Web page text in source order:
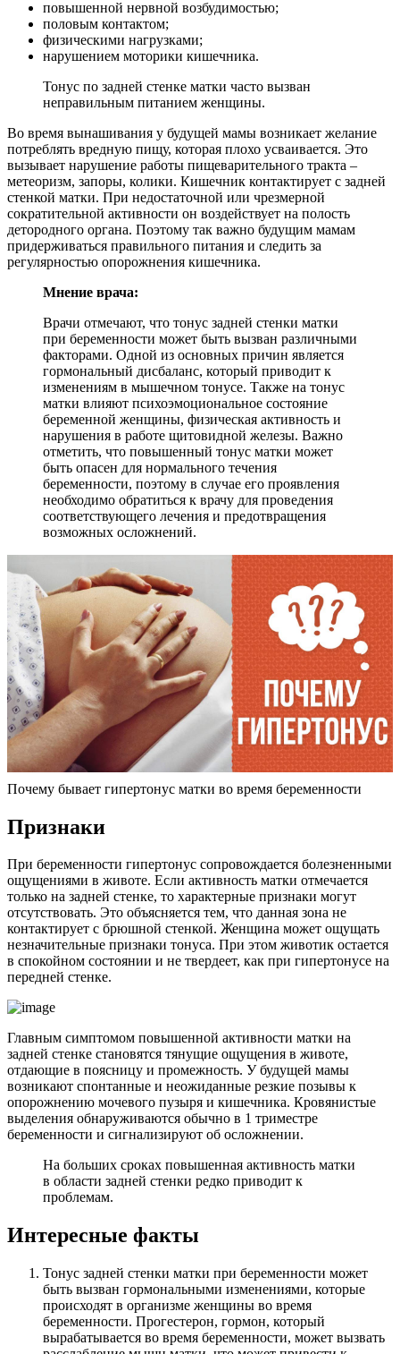
повышенной нервной возбудимостью;
половым контактом;
физическими нагрузками;
нарушением моторики кишечника.
Тонус по задней стенке матки часто вызван
неправильным питанием женщины.
Во время вынашивания у будущей мамы возникает желание
потреблять вредную пищу, которая плохо усваивается. Это
вызывает нарушение работы пищеварительного тракта –
метеоризм, запоры, колики. Кишечник контактирует с задней
стенкой матки. При недостаточной или чрезмерной
сократительной активности он воздействует на полость
детородного органа. Поэтому так важно будущим мамам
придерживаться правильного питания и следить за
регулярностью опорожнения кишечника.
Мнение врача:
Врачи отмечают, что тонус задней стенки матки
при беременности может быть вызван различными
факторами. Одной из основных причин является
гормональный дисбаланс, который приводит к
изменениям в мышечном тонусе. Также на тонус
матки влияют психоэмоциональное состояние
беременной женщины, физическая активность и
нарушения в работе щитовидной железы. Важно
отметить, что повышенный тонус матки может
быть опасен для нормального течения
беременности, поэтому в случае его проявления
необходимо обратиться к врачу для проведения
соответствующего лечения и предотвращения
возможных осложнений.
Почему бывает гипертонус матки во время беременности
Признаки
При беременности гипертонус сопровождается болезненными
ощущениями в животе. Если активность матки отмечается
только на задней стенке, то характерные признаки могут
отсутствовать. Это объясняется тем, что данная зона не
контактирует с брюшной стенкой. Женщина может ощущать
незначительные признаки тонуса. При этом животик остается
в спокойном состоянии и не твердеет, как при гипертонусе на
передней стенке.
Главным симптомом повышенной активности матки на
задней стенке становятся тянущие ощущения в животе,
отдающие в поясницу и промежность. У будущей мамы
возникают спонтанные и неожиданные резкие позывы к
опорожнению мочевого пузыря и кишечника. Кровянистые
выделения обнаруживаются обычно в 1 триместре
беременности и сигнализируют об осложнении.
На больших сроках повышенная активность матки
в области задней стенки редко приводит к
проблемам.
Интересные факты
Тонус задней стенки матки при беременности может
быть вызван гормональными изменениями, которые
происходят в организме женщины во время
беременности. Прогестерон, гормон, который
вырабатывается во время беременности, может вызвать